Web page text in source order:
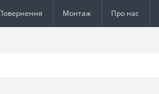
Монтаж Про нас